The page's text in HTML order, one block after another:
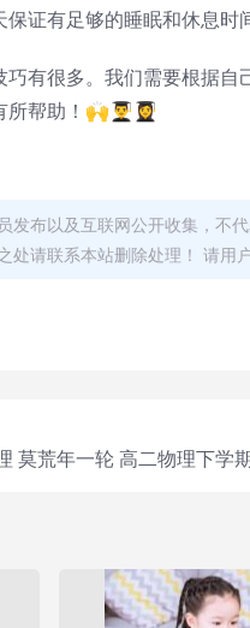
保证有足够的睡眠和休息
有很多。我们需要根据
帮助！🙌👨‍🎓👩‍🎓
发布以及互联网公开收集，不
处请联系本站删除处理！ 请用
莫荒年一轮 高二物理下学